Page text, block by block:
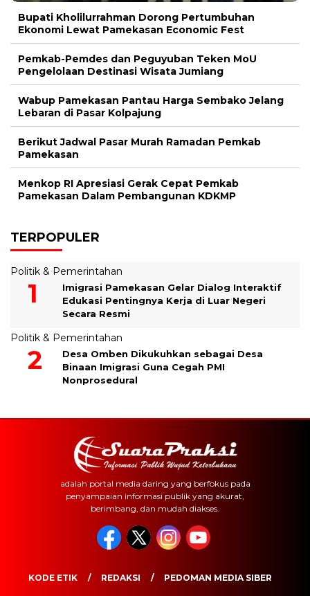
Bupati Kholilurrahman Dorong Pertumbuhan
Ekonomi Lewat Pamekasan Economic Fest
Pemkab-Pemdes dan Peguyuban Teken MoU
Pengelolaan Destinasi Wisata Jumiang
Wabup Pamekasan Pantau Harga Sembako Jelang
Lebaran di Pasar Kolpajung
Berikut Jadwal Pasar Murah Ramadan Pemkab
Pamekasan
Menkop RI Apresiasi Gerak Cepat Pemkab
Pamekasan Dalam Pembangunan KDKMP
TERPOPULER
Politik & Pemerintahan
Imigrasi Pamekasan Gelar Dialog Interaktif
Edukasi Pentingnya Kerja di Luar Negeri
Secara Resmi
Politik & Pemerintahan
Desa Omben Dikukuhkan sebagai Desa
Binaan Imigrasi Guna Cegah PMI
Nonprosedural
adalah portal media daring yang berfokus pada
penyampaian informasi publik yang akurat,
berimbang, dan mudah diakses.
KODE ETIK REDAKSI PEDOMAN MEDIA SIBER